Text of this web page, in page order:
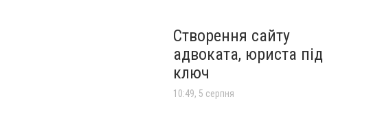
Створення сайту
адвоката, юриста під
ключ
10:49, 5 серпня